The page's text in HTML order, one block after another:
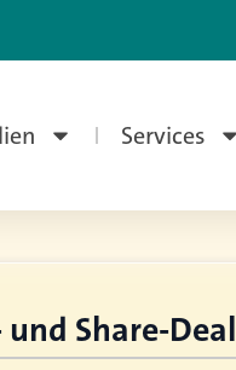
Services
Share-Deal